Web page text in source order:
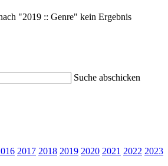
"2019 :: Genre" kein Ergebnis
Suche abschicken
2017 2018 2019 2020 2021 2022 2023